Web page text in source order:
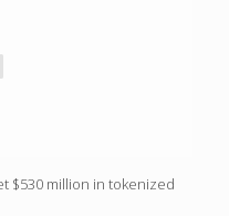
$530 million in tokenized